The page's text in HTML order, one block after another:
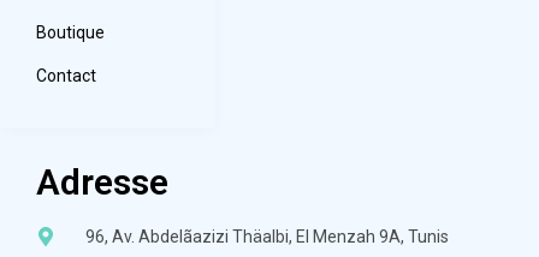
Boutique
Contact
Adresse
96, Av. Abdelãazizi Thäalbi, El Menzah 9A, Tunis